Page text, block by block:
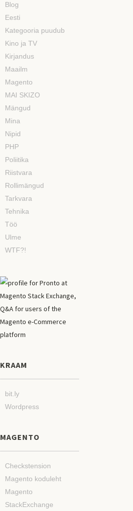
Blog
Eesti
Kategooria puudub
Kino ja TV
Kirjandus
Maailm
Magento
MAI SKIZO
Mängud
Mina
Nipid
PHP
Poliitika
Riistvara
Rollimängud
Tarkvara
Tehnika
Töö
Ulme
WTF?!
KRAAM
bit.ly
Wordpress
MAGENTO
Checkstension
Magento koduleht
Magento
StackExchange